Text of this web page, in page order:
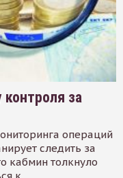
за
операций
следить за
кабмин толкнуло